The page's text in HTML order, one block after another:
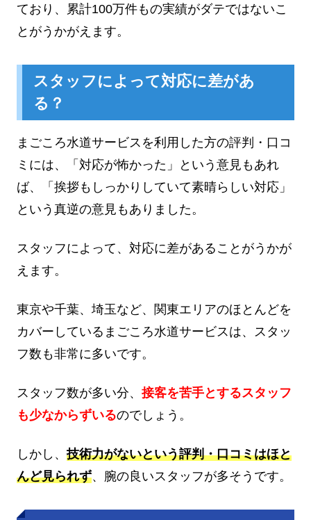
ており、累計100万件もの実績がダテではないこ
とがうかがえます。
スタッフによって対応に差があ
る？
まごころ水道サービスを利用した方の評判・口コ
ミには、「対応が怖かった」という意見もあれ
ば、「挨拶もしっかりしていて素晴らしい対応」
という真逆の意見もありました。
スタッフによって、対応に差があることがうかが
えます。
東京や千葉、埼玉など、関東エリアのほとんどを
カバーしているまごころ水道サービスは、スタッ
フ数も非常に多いです。
スタッフ数が多い分、 接客を苦手とするスタッフ
も少なからずいるのでしょう。
しかし、技術力がないという評判・口コミはほと
んど見られず、腕の良いスタッフが多そうです。